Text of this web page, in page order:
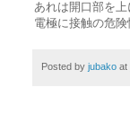
あれは開口部を上
電極に接触の危
Posted by jubako at